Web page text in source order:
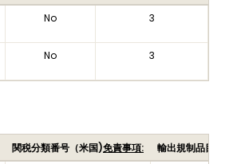
No 3
No 3
関税分類番号（米国)免責事項:
輸出規制品目番